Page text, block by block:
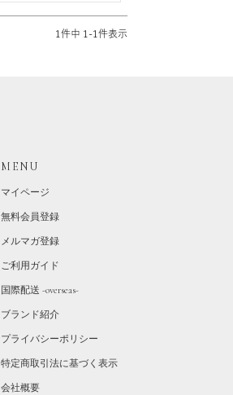
1 件中 1 -1 件表示
MENU
マイページ
無料会員登録
メルマガ登録
ご利用ガイド
国際配送 -overseas-
ブランド紹介
プライバシーポリシー
特定商取引法に基づく表示
会社概要